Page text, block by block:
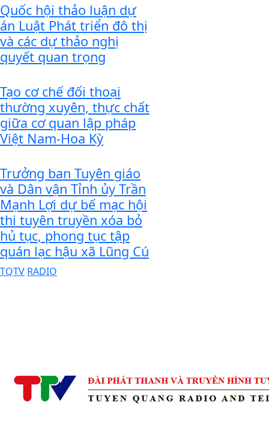
Quốc hội thảo luận dự
án Luật Phát triển đô thị
và các dự thảo nghị
quyết quan trọng
Tạo cơ chế đối thoại
thường xuyên, thực chất
giữa cơ quan lập pháp
Việt Nam-Hoa Kỳ
Trưởng ban Tuyên giáo
và Dân vận Tỉnh ủy Trần
Mạnh Lợi dự bế mạc hội
thi tuyên truyền xóa bỏ
hủ tục, phong tục tập
quán lạc hậu xã Lũng Cú
TQTV RADIO